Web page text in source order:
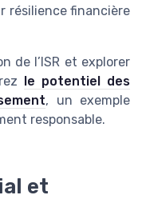
résilience financière
de l’ISR et explorer
le potentiel des
, un exemple
responsable.
et